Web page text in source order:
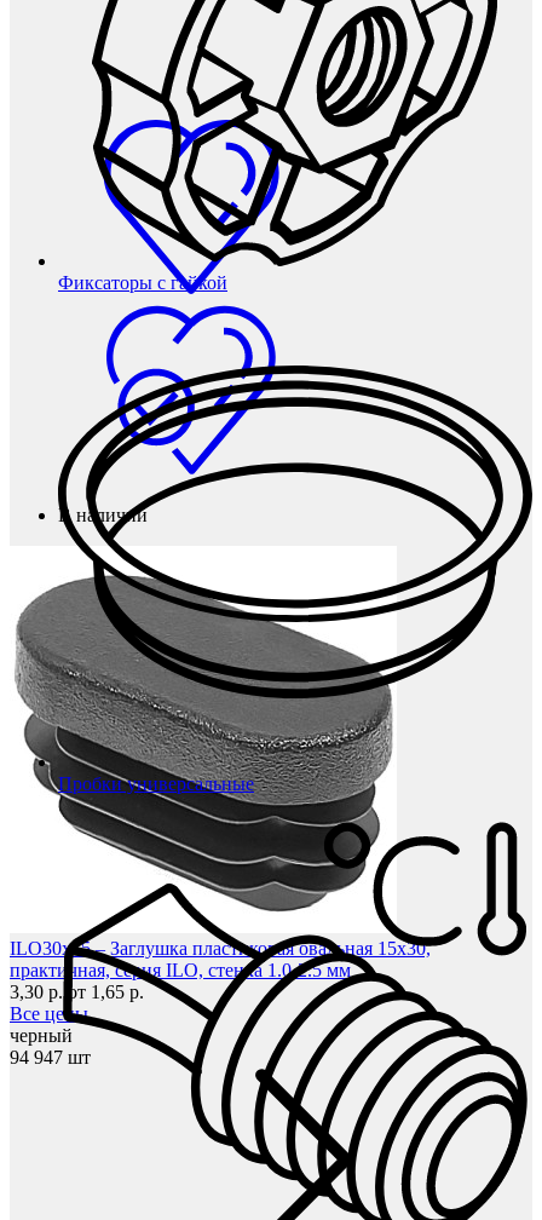
Фиксаторы с гайкой
Пробки универсальные
В наличии
ILO30x15 – Заглушка пластиковая овальная 15х30,
практичная, серия ILO, стенка 1.0-2.5 мм
3,30 р. от 1,65 р.
Все цены
черный
94 947 шт